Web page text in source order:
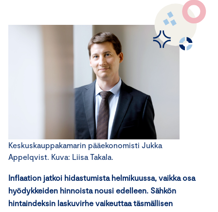
Keskuskauppakamarin pääekonomisti Jukka
Appelqvist. Kuva: Liisa Takala.
Inflaation jatkoi hidastumista helmikuussa, vaikka osa
hyödykkeiden hinnoista nousi edelleen. Sähkön
hintaindeksin laskuvirhe vaikeuttaa täsmällisen